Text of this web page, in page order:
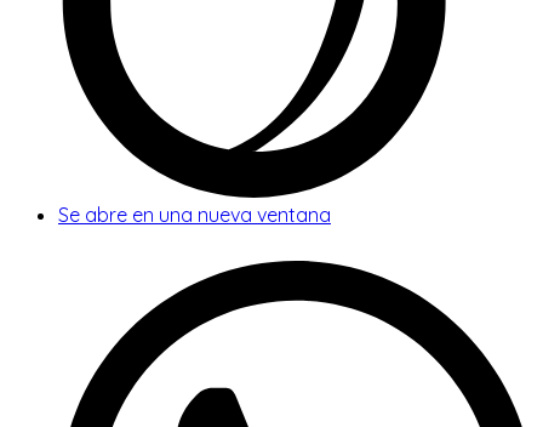
Se abre en una nueva ventana